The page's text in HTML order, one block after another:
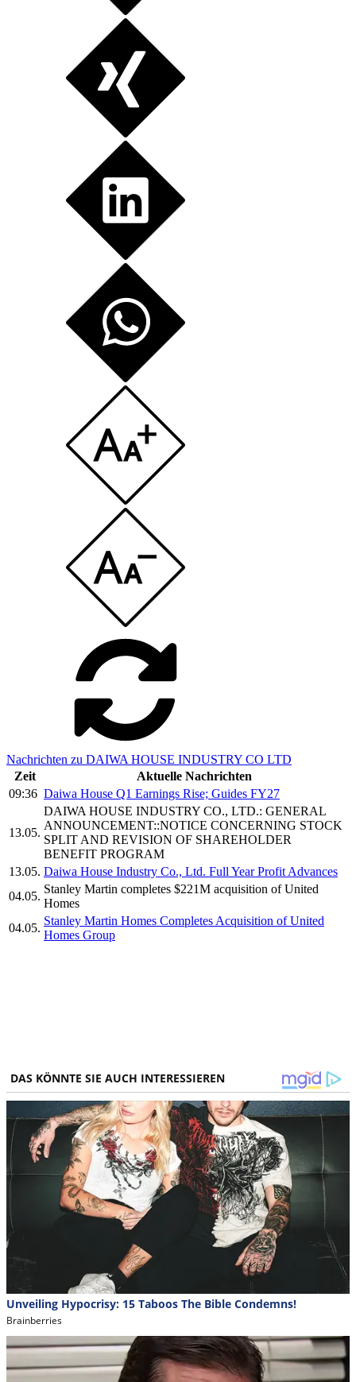
Nachrichten zu DAIWA HOUSE INDUSTRY CO LTD
Zeit
Aktuelle Nachrichten
09:36 Daiwa House Q1 Earnings Rise; Guides FY27
13.05.
DAIWA HOUSE INDUSTRY CO., LTD.: GENERAL
ANNOUNCEMENT::NOTICE CONCERNING STOCK
SPLIT AND REVISION OF SHAREHOLDER
BENEFIT PROGRAM
13.05. Daiwa House Industry Co., Ltd. Full Year Profit Advances
04.05.
Stanley Martin completes $221M acquisition of United
Homes
04.05.
Stanley Martin Homes Completes Acquisition of United
Homes Group